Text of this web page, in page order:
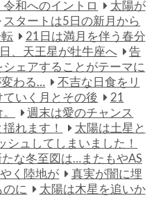
和へのイントロ
太陽が
スタートは5日の新月から
21日は満月を伴う春分
、天王星が牡牛座へ
告
シェアすることがテーマに
わる…
不吉な日食をリ
ていく月とその後
21
週末は愛のチャンス
れます！
太陽は土星と
シュしてしまいました！
たな冬至図は…またもやAS
く陸地が
真実が闇に埋
に
太陽は木星を追いか